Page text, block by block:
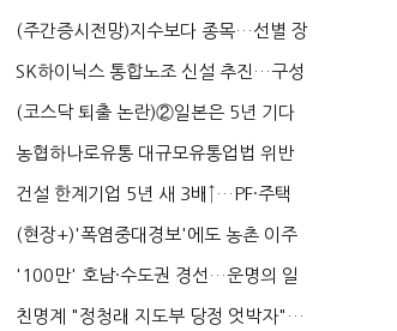
플러스 사태 여파...
(주간증시전망)지수보다 종목…선별 장
세 이어진다...
SK하이닉스 통합노조 신설 추진…구성
원 간 성과급 불...
(코스닥 퇴출 논란)②일본은 5년 기다
려주는데 우리는 ...
농협하나로유통 대규모유통업법 위반
적발…공정위, 과...
건설 한계기업 5년 새 3배↑…PF·주택
침체에 재무 ...
(현장+)'폭염중대경보'에도 농촌 이주
노동자는 강행군…'야...
'100만' 호남·수도권 경선…운명의 일
주일
친명계 "정청래 지도부 당정 엇박자"…